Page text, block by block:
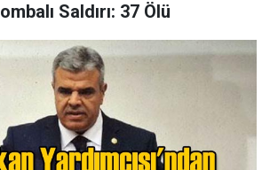
Saldırı: 37 Ölü